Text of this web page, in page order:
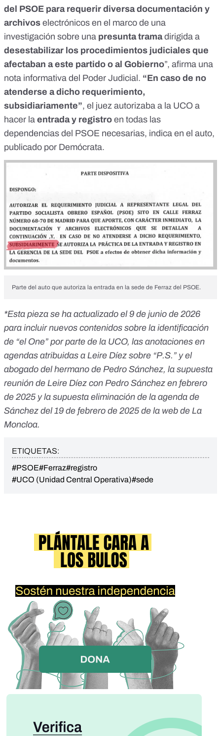
del PSOE para requerir diversa documentación y
archivos electrónicos en el marco de una
investigación sobre una presunta tramadirigida a
desestabilizar los procedimientos judiciales que
afectaban a este partido o al Gobierno”, afirma una
nota informativa del Poder Judicial . “En caso de no
atenderse a dicho requerimiento,
subsidiariamente”, el juez autorizaba a la UCO a
hacer la entrada y registro en todas las
dependencias del PSOE necesarias, indica en el auto,
publicado por Demócrata.
Parte del auto que autoriza la entrada en la sede de Ferraz del PSOE.
*Esta pieza se ha actualizado el 9 de junio de 2026
para incluir nuevos contenidos sobre la identificación
de “el One” por parte de la UCO, las anotaciones en
agendas atribuidas a Leire Díez sobre “P.S.” y el
abogado del hermano de Pedro Sánchez, la supuesta
reunión de Leire Díez con Pedro Sánchez en febrero
de 2025 y la supuesta eliminación de la agenda de
Sánchez del 19 de febrero de 2025 de la web de La
Moncloa.
ETIQUETAS:
#PSOE#Ferraz#registro
#UCO (Unidad Central Operativa)#sede